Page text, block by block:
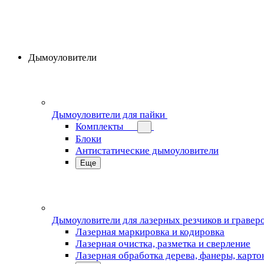
Дымоуловители
Дымоуловители для пайки
Комплекты
Блоки
Антистатические дымоуловители
Еще
Дымоуловители для лазерных резчиков и
Лазерная маркировка и кодировка
Лазерная очистка, разметка и сверление
Лазерная обработка дерева, фанеры,